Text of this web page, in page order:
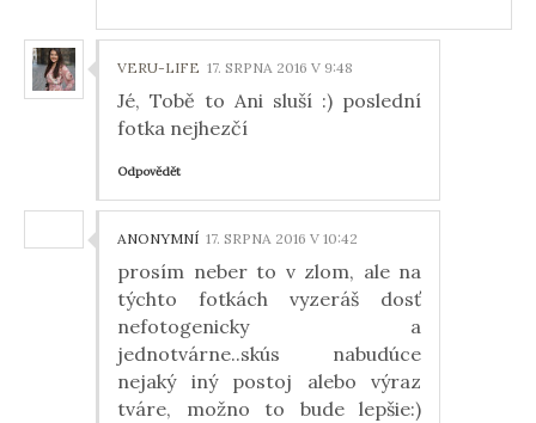
VERU-LIFE 17. SRPNA 2016 V 9:48
Jé, Tobě to Ani sluší :) poslední
fotka nejhezčí
Odpovědět
ANONYMNÍ 17. SRPNA 2016 V 10:42
prosím neber to v zlom, ale na
týchto fotkách vyzeráš dosť
nefotogenicky a
jednotvárne..skús nabudúce
nejaký iný postoj alebo výraz
tváre, možno to bude lepšie:)